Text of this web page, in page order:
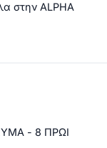
στην ALPHA
- 8 ΠΡΩΙ